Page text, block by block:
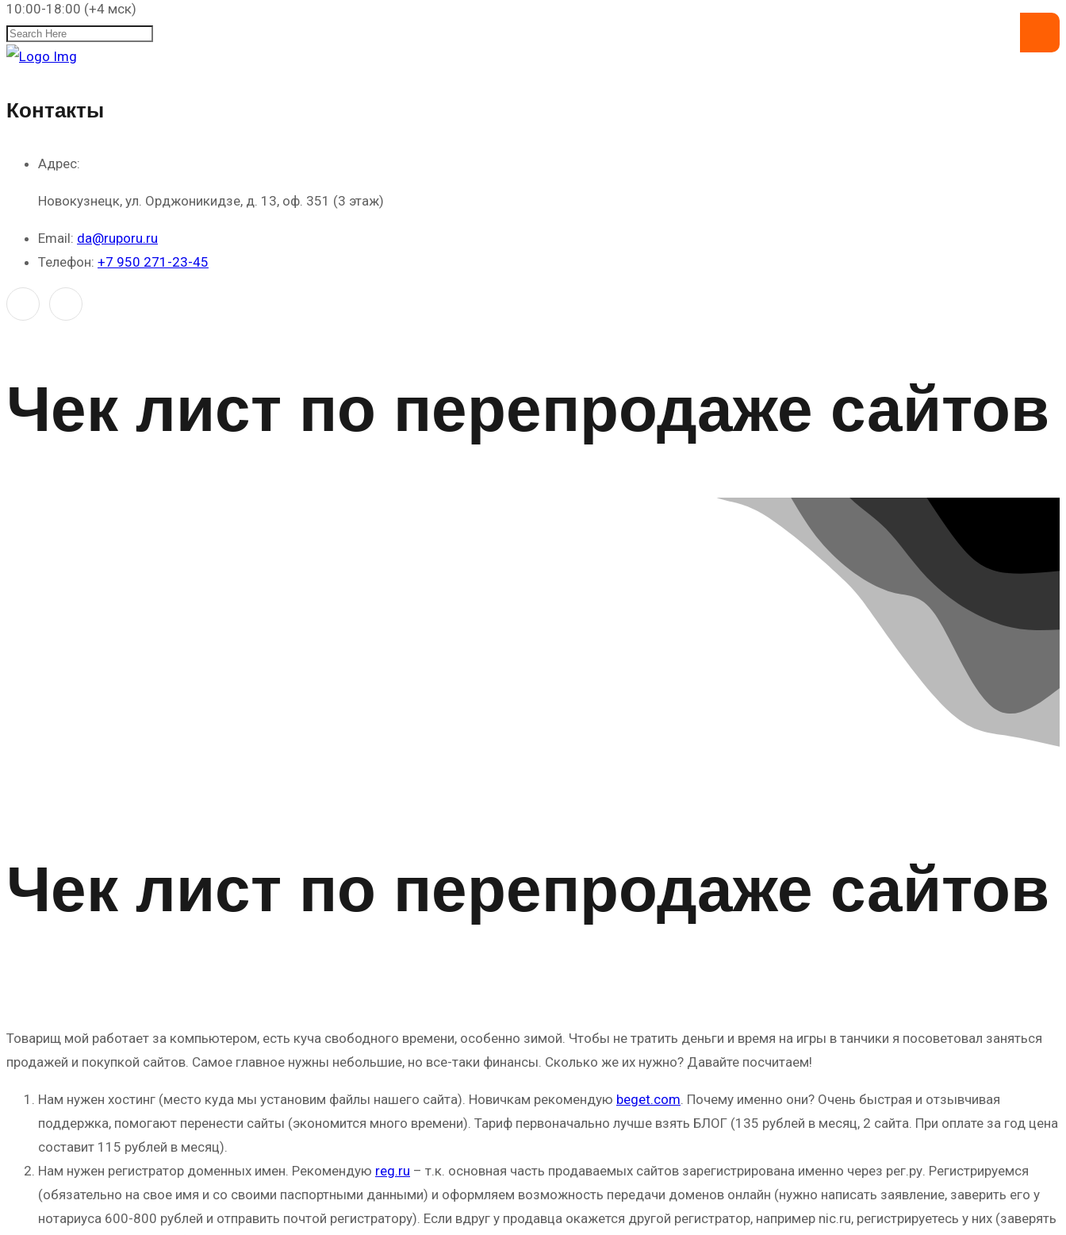
10:00-18:00 (+4 мск)
Поиск
Контакты
Адрес:
Новокузнецк, ул. Орджоникидзе, д. 13, оф. 351 (3 этаж)
Email: da@ruporu.ru
Телефон: +7 950 271-23-45
Чек лист по перепродаже сайтов
Чек лист по перепродаже сайтов
Товарищ мой работает за компьютером, есть куча свободного времени, особенно зимой. Чтобы не тратить деньги и время на игры в танчики я посоветовал заняться
продажей и покупкой сайтов. Самое главное нужны небольшие, но все-таки финансы. Сколько же их нужно? Давайте посчитаем!
Нам нужен хостинг (место куда мы установим файлы нашего сайта). Новичкам рекомендую beget.com . Почему именно они? Очень быстрая и отзывчивая
поддержка, помогают перенести сайты (экономится много времени). Тариф первоначально лучше взять БЛОГ (135 рублей в месяц, 2 сайта. При оплате за год цена
составит 115 рублей в месяц).
Нам нужен регистратор доменных имен. Рекомендую reg.ru – т.к. основная часть продаваемых сайтов зарегистрирована именно через рег.ру. Регистрируемся
(обязательно на свое имя и со своими паспортными данными) и оформляем возможность передачи доменов онлайн (нужно написать заявление, заверить его у
нотариуса 600-800 рублей и отправить почтой регистратору). Если вдруг у продавца окажется другой регистратор, например nic.ru, регистрируетесь у них (заверять